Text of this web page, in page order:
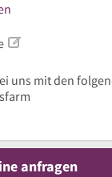
uns mit den
anfragen